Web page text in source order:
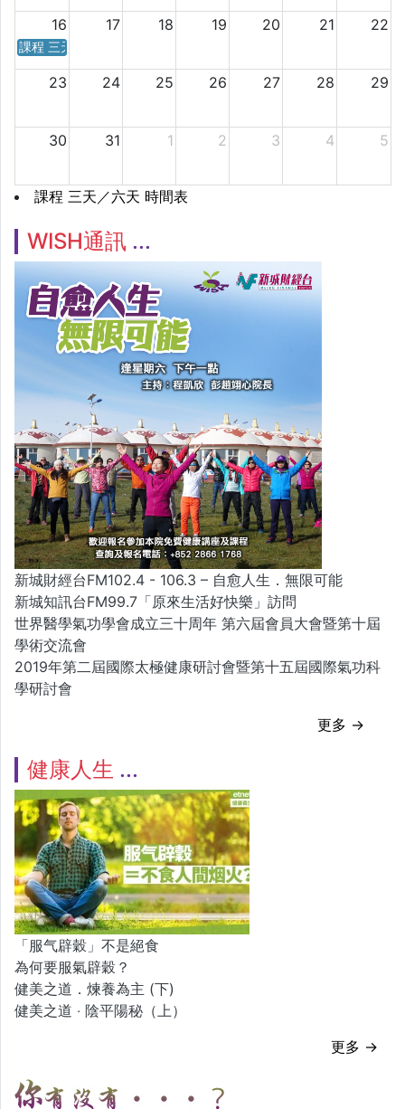
16 17 18 19 20 21 22
課程 三天／六天 時間表
23 24 25 26 27 28 29
30 31 1 2 3 4 5
課程 三天／六天 時間表
WISH通訊
新城財經台FM102.4 - 106.3 – 自愈人生．無限可能
新城知訊台FM99.7「原來生活好快樂」訪問
世界醫學氣功學會成立三十周年 第六屆會員大會暨第十屆
學術交流會
2019年第二屆國際太極健康研討會暨第十五屆國際氣功科
學研討會
更多 →
健康人生
「服气辟穀」不是絕食
為何要服氣辟穀？
健美之道．煉養為主 (下)
健美之道 ‧ 陰平陽秘（上）
更多 →